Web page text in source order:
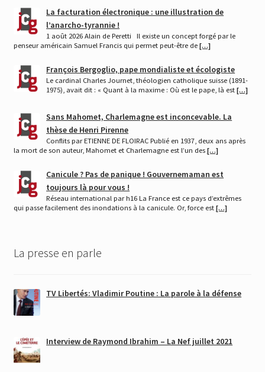
La facturation électronique : une illustration de
l’anarcho-tyrannie !
1 août 2026 Alain de Peretti Il existe un concept forgé par le
penseur américain Samuel Francis qui permet peut-être de […]
François Bergoglio, pape mondialiste et écologiste
Le cardinal Charles Journet, théologien catholique suisse (1891-
1975), avait dit : « Quant à la maxime : Où est le pape, là est[…]
Sans Mahomet, Charlemagne est inconcevable. La
thèse de Henri Pirenne
Conflits par ETIENNE DE FLOIRAC Publié en 1937, deux ans après
la mort de son auteur, Mahomet et Charlemagne est l’un des […]
Canicule ? Pas de panique ! Gouvernemaman est
toujours là pour vous !
Réseau international par h16 La France est ce pays d’extrêmes
qui passe facilement des inondations à la canicule. Or, force est […]
La presse en parle
TV Libertés: Vladimir Poutine : La parole à la défense
Interview de Raymond Ibrahim – La Nef juillet 2021